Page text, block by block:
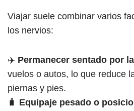
Viajar suele combinar varios
los nervios:
✈️ Permanecer sentado por
vuelos o autos, lo que reduce
piernas y pies.
🧳 Equipaje pesado o